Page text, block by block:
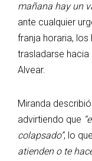
mañana hay un
ante cualquier
franja horaria,
trasladarse hacia
Alvear.
Miranda
advirtiendo que
colapsado”, lo
atienden o te